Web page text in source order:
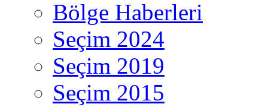
Bölge Haberleri
Seçim 2024
Seçim 2019
Seçim 2015